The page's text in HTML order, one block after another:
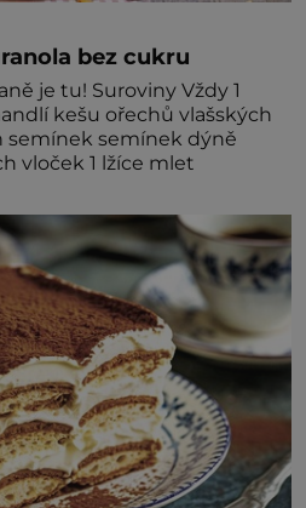
bez cukru
Vždy 1
kešu ořechů vlašských
semínek semínek dýně
vloček 1 lžíce mlet